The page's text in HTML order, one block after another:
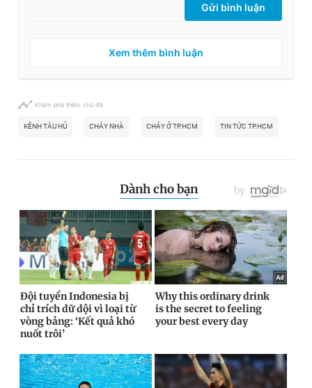
Gửi bình luận
Xem thêm bình luận
Khám phá thêm chủ đề
KÊNH TÀU HỦ CHÁY NHÀ CHÁY Ở TP.HCM TIN TỨC TP.HCM